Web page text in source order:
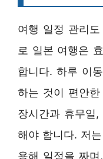
여행 일정 관리
로 일본 여행은
합니다. 하루 이
하는 것이 편안
장시간과 휴무일
해야 합니다. 저
용해 일정을 짜